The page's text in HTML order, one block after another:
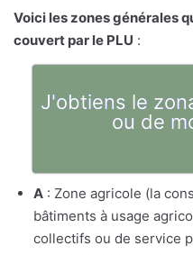
Voici les zones générales
couvert par le PLU :
J'obtiens le
ou de
A : Zone agricole (la
bâtiments à usage
collectifs ou de service